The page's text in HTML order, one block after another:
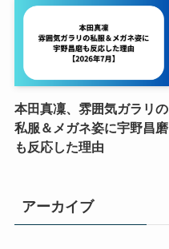
本田真凜、雰囲気ガラリの
私服＆メガネ姿に宇野昌磨
も反応した理由
アーカイブ